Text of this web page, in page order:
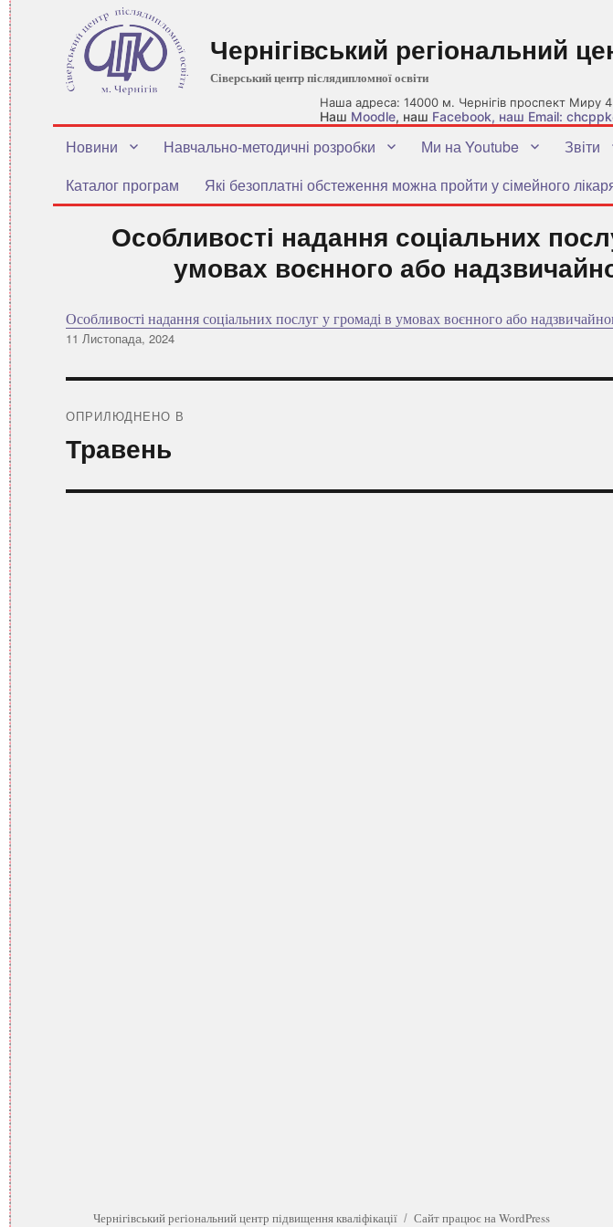
Наша адреса: 14000 м. Чернігів проспект Миру
Наш Moodle, наш Facebook, наш Email:
Чернігівський регіональний
Сіверський центр післядипломної освіти
Новини Навчально-методичні розробки Ми на Youtube Звіти
Каталог програм
Які безоплатні обстеження можна пройти у сімейного
Особливості надання соціальних
умовах воєнного або
Особливості надання соціальних послуг у громаді в умовах воєнного або
Оприлюднено
11 Листопада, 2024
записів
ОПРИЛЮДНЕНО В
Травень
Чернігівський регіональний центр підвищення кваліфікації Сайт працює на WordPress